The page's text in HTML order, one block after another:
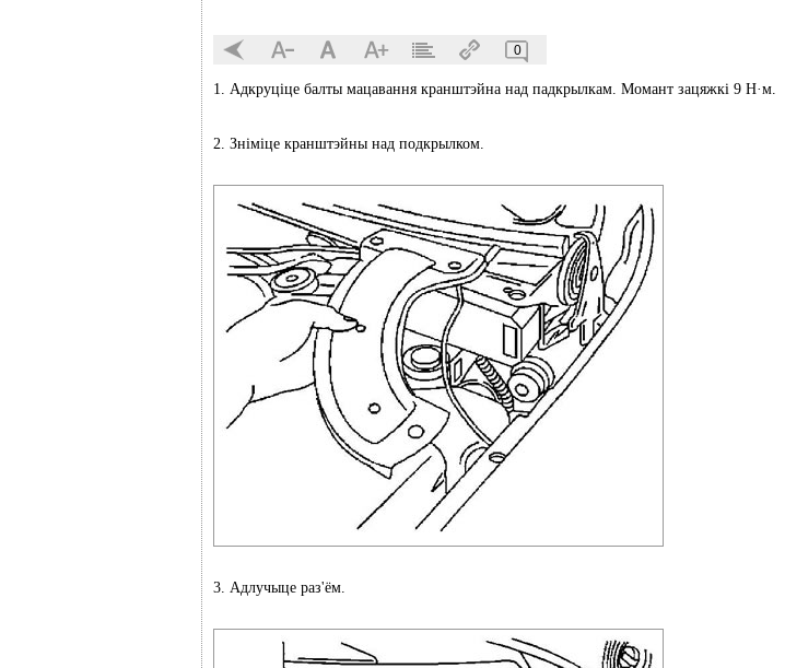
0
1. Адкруціце балты мацавання кранштэйна над падкрылкам. Момант зацяжкі 9 Н·м.
2. Зніміце кранштэйны над подкрылком.
3. Адлучыце раз'ём.